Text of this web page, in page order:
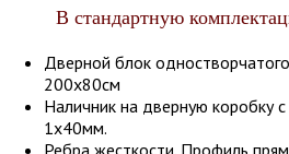
В стандартную
Дверной блок
200х80cм
Наличник на дверную коробку
1х40мм.
Ребра жесткости. Профиль